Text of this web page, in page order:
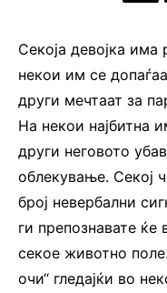
Секоја девојка
некои им се
други мечтаат за
На некои најбитна
други неговото
облекување. Секој
број невербални
ги препознавате
секое животно
очи“ гледајќи во